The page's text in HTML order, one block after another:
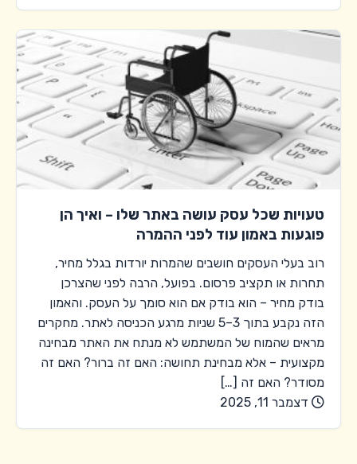
טעויות שכל עסק עושה באתר שלו – ואיך הן
פוגעות באמון עוד לפני ההמרה
רוב בעלי העסקים חושבים שהמרות יורדות בגלל מחיר,
תחרות או תקציב פרסום. בפועל, הרבה לפני שהצרכן
בודק מחיר – הוא בודק אם הוא סומך על העסק. והאמון
הזה נקבע בתוך 3–5 שניות מרגע הכניסה לאתר. מחקרים
מראים שהמוח של המשתמש לא מנתח את האתר מבחינה
מקצועית – אלא מבחינת תחושה: האם זה ברור? האם זה
מסודר? האם זה […]
דצמבר 11, 2025